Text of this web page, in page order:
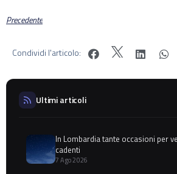
Precedente
Condividi l'articolo:
Ultimi articoli
In Lombardia tante occasioni per
cadenti
7 Ago 2026